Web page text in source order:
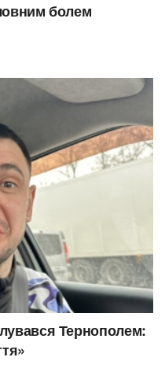
болем
Тернополем: